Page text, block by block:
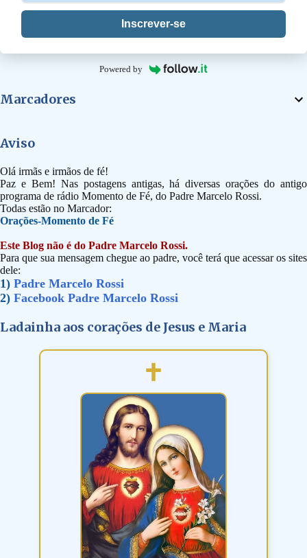
n
á
Inscrever-se
Powered by
Marcadores
Aviso
Olá irmãs e irmãos de fé!
Paz e Bem! Nas postagens antigas, há diversas orações do antigo
programa de rádio Momento de Fé, do Padre Marcelo Rossi.
Todas estão no Marcador:
Orações-Momento de Fé
Este Blog não é do Padre Marcelo Rossi.
Para que sua mensagem chegue ao padre, você terá que acessar os sites
dele:
1) Padre Marcelo Rossi
2) Facebook Padre Marcelo Rossi
Ladainha aos corações de Jesus e Maria